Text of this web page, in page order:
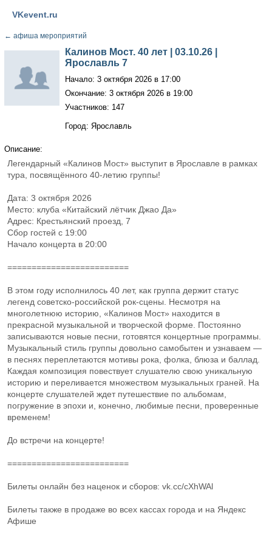
VKevent.ru
← афиша мероприятий
Калинов Мост. 40 лет | 03.10.26 |
Ярославль 7
Начало: 3 октября 2026 в 17:00
Окончание: 3 октября 2026 в 19:00
Участников: 147
Город: Ярославль
Описание:
Легендарный «Калинов Мост» выступит в Ярославле в рамках
тура, посвящённого 40-летию группы!
Дата: 3 октября 2026
Место: клуба «Китайский лётчик Джао Да»
Адрес: Крестьянский проезд, 7
Сбор гостей с 19:00
Начало концерта в 20:00
=========================
В этом году исполнилось 40 лет, как группа держит статус
легенд советско-российской рок-сцены. Несмотря на
многолетнюю историю, «Калинов Мост» находится в
прекрасной музыкальной и творческой форме. Постоянно
записываются новые песни, готовятся концертные программы.
Музыкальный стиль группы довольно самобытен и узнаваем —
в песнях переплетаются мотивы рока, фолка, блюза и баллад.
Каждая композиция повествует слушателю свою уникальную
историю и переливается множеством музыкальных граней. На
концерте слушателей ждет путешествие по альбомам,
погружение в эпохи и, конечно, любимые песни, проверенные
временем!
До встречи на концерте!
=========================
Билеты онлайн без наценок и сборов: vk.cc/cXhWAl
Билеты также в продаже во всех кассах города и на Яндекс
Афише